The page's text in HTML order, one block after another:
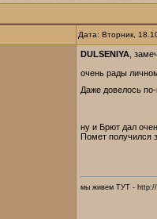
Дата: Вторник,
DULSENIYA ,
очень рады
Даже довелось
ну и Брют дал
Помет получился
мы живем ТУТ - http://